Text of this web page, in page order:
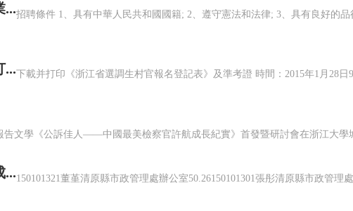
...
...
...